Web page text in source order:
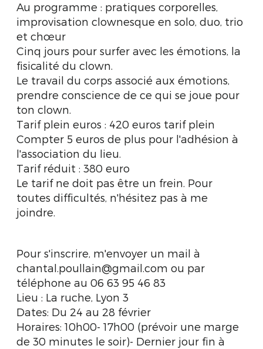
Au programme : pratiques corporelles,
improvisation clownesque en solo, duo, trio
et chœur
Cinq jours pour surfer avec les émotions, la
fisicalité du clown.
Le travail du corps associé aux émotions,
prendre conscience de ce qui se joue pour
ton clown.
Tarif plein euros : 420 euros tarif plein
Compter 5 euros de plus pour l'adhésion à
l'association du lieu.
Tarif réduit : 380 euro
Le tarif ne doit pas être un frein. Pour
toutes difficultés, n'hésitez pas à me
joindre.
Pour s'inscrire, m'envoyer un mail à
chantal.poullain@gmail.com ou par
téléphone au 06 63 95 46 83
Lieu : La ruche, Lyon 3
Dates: Du 24 au 28 février
Horaires: 10h00- 17h00 (prévoir une marge
de 30 minutes le soir)- Dernier jour fin à